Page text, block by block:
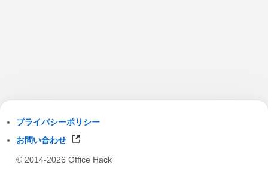
プライバシーポリシー
お問い合わせ
© 2014-2026 Office Hack